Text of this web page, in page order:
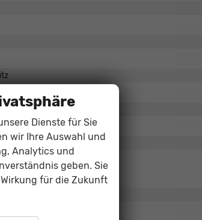
Dienste für Sie
wir Ihre Auswahl und
Analytics und
geben. Sie
für die Zukunft